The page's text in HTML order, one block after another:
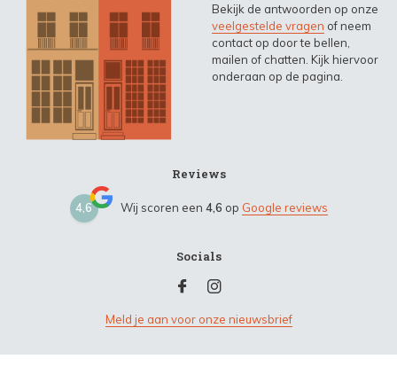
Bekijk de antwoorden op onze
veelgestelde vragen of neem
contact op door te bellen,
mailen of chatten. Kijk hiervoor
onderaan op de pagina.
Reviews
4,6 Wij scoren een 4,6 op Google reviews
Socials
Meld je aan voor onze nieuwsbrief